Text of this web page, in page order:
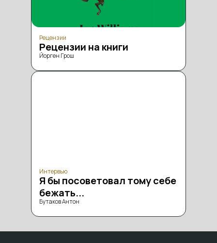
Рецензии
Рецензии на книги
Йорген Грош
Интервью
Я бы посоветовал тому себе
бежать...
Бутаков Антон